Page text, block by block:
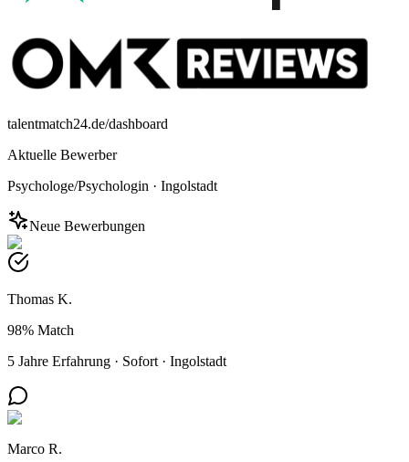
talentmatch24.de/dashboard
Aktuelle Bewerber
Psychologe/Psychologin · Ingolstadt
Neue Bewerbungen
Thomas K.
98% Match
5 Jahre Erfahrung · Sofort · Ingolstadt
Marco R.